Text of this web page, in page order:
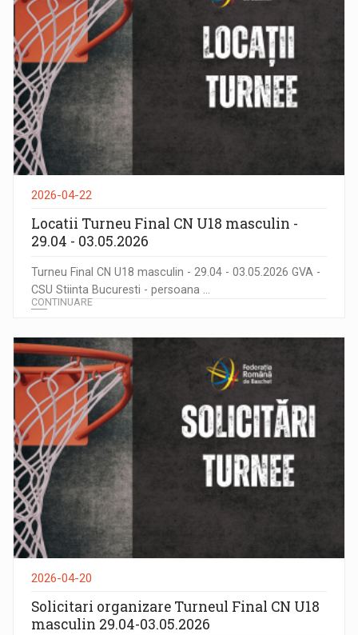
2026-04-22
Locatii Turneu Final CN U18 masculin -
29.04 - 03.05.2026
Turneu Final CN U18 masculin - 29.04 - 03.05.2026 GVA -
CSU Stiinta Bucuresti - persoana ...
CONTINUARE
2026-04-20
Solicitari organizare Turneul Final CN U18
masculin 29.04-03.05.2026